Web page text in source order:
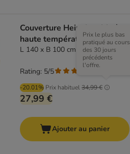
Couverture Heim lavable à
haute température
L 140 x B 100 cm, terracotta
-20.01% Prix habituel34,99 €
Prix le plus bas
pratiqué au cours
des 30 jours
précédents
l'offre.
27,99 €
Rating: 5/5
Ajouter au panier